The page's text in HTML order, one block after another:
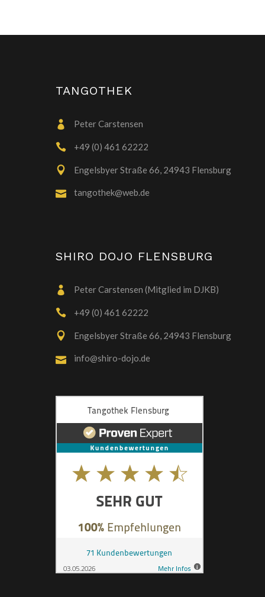
TANGOTHEK
Peter Carstensen
+49 (0) 461 62222
Engelsbyer Straße 66, 24943 Flensburg
tangothek@web.de
SHIRO DOJO FLENSBURG
Peter Carstensen (Mitglied im DJKB)
+49 (0) 461 62222
Engelsbyer Straße 66, 24943 Flensburg
info@shiro-dojo.de